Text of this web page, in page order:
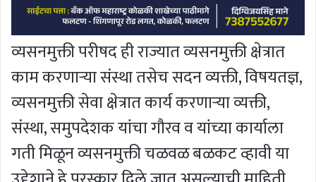
व्यसनमुक्ती परीषद ही राज्यात व्यसनमुक्ती क्षेत्रात
काम करणाऱ्या संस्था तसेच सदन व्यक्ती, विषयतज्ञ,
व्यसनमुक्ती सेवा क्षेत्रात कार्य करणाऱ्या व्यक्ती,
संस्था, समुपदेशक यांचा गौरव व यांच्या कार्याला
गती मिळून व्यसनमुक्ती चळवळ बळकट व्हावी या